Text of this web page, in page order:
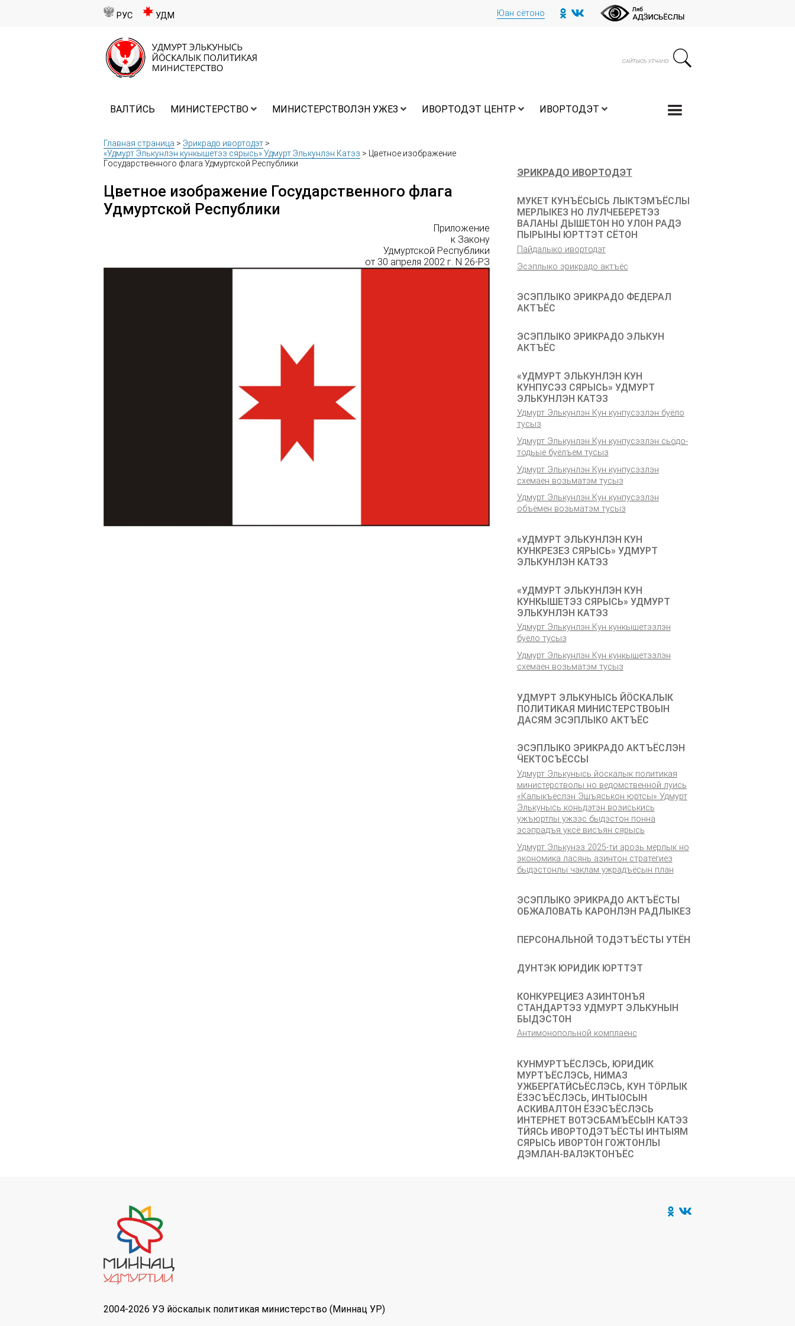
РУС УДМ Юан сётоно
ВАЛТӤСЬ МИНИСТЕРСТВО МИНИСТЕРСТВОЛЭН УЖЕЗ ИВОРТОДЭТ ЦЕНТР ИВОРТОДЭТ
Главная страница > Эрикрадо ивортодэт >
«Удмурт Элькунлэн кункышетэз сярысь» Удмурт Элькунлэн Катэз > Цветное изображение
Государственного флага Удмуртской Республики
Цветное изображение Государственного флага
Удмуртской Республики
Приложение
к Закону
Удмуртской Республики
от 30 апреля 2002 г. N 26-РЗ
ЭРИКРАДО ИВОРТОДЭТ
МУКЕТ КУНЪЁСЫСЬ ЛЫКТЭМЪЁСЛЫ
МЕРЛЫКЕЗ НО ЛУЛЧЕБЕРЕТЭЗ
ВАЛАНЫ ДЫШЕТОН НО УЛОН РАДЭ
ПЫРЫНЫ ЮРТТЭТ СЁТОН
Пайдалыко ивортодэт
Эсэплыко эрикрадо актъёс
ЭСЭПЛЫКО ЭРИКРАДО ФЕДЕРАЛ
АКТЪЁС
ЭСЭПЛЫКО ЭРИКРАДО ЭЛЬКУН
АКТЪЁС
«УДМУРТ ЭЛЬКУНЛЭН КУН
КУНПУСЭЗ СЯРЫСЬ» УДМУРТ
ЭЛЬКУНЛЭН КАТЭЗ
Удмурт Элькунлэн Кун кунпусэзлэн буёло
тусыз
Удмурт Элькунлэн Кун кунпусэзлэн сьӧдо-
тӧдьыё буёлъем тусыз
Удмурт Элькунлэн Кун кунпусэзлэн
схемаен возьматэм тусыз
Удмурт Элькунлэн Кун кунпусэзлэн
объёмен возьматэм тусыз
«УДМУРТ ЭЛЬКУНЛЭН КУН
КУНКРЕЗЕЗ СЯРЫСЬ» УДМУРТ
ЭЛЬКУНЛЭН КАТЭЗ
«УДМУРТ ЭЛЬКУНЛЭН КУН
КУНКЫШЕТЭЗ СЯРЫСЬ» УДМУРТ
ЭЛЬКУНЛЭН КАТЭЗ
Удмурт Элькунлэн Кун кункышетэзлэн
буёло тусыз
Удмурт Элькунлэн Кун кункышетэзлэн
схемаен возьматэм тусыз
УДМУРТ ЭЛЬКУНЫСЬ ЙÖСКАЛЫК
ПОЛИТИКАЯ МИНИСТЕРСТВОЫН
ДАСЯМ ЭСЭПЛЫКО АКТЪЁС
ЭСЭПЛЫКО ЭРИКРАДО АКТЪЁСЛЭН
ӴЕКТОСЪЁССЫ
Удмурт Элькунысь йӧскалык политикая
министерстволы но ведомственной луись
«Калыкъёслэн Эшъяськон юртсы» Удмурт
Элькунысь коньдэтэн возиськись
ужъюртлы ужзэс быдэстон понна
эсэпрадъя уксё висъян сярысь
Удмурт Элькунэз 2025-тӥ арозь мерлык но
экономика ласянь азинтон стратегиез
быдэстонлы чаклам ужрадъёсын план
ЭСЭПЛЫКО ЭРИКРАДО АКТЪЁСТЫ
ОБЖАЛОВАТЬ КАРОНЛЭН РАДЛЫКЕЗ
ПЕРСОНАЛЬНОЙ ТОДЭТЪЁСТЫ УТЁН
ДУНТЭК ЮРИДИК ЮРТТЭТ
КОНКУРЕЦИЕЗ АЗИНТОНЪЯ
СТАНДАРТЭЗ УДМУРТ ЭЛЬКУНЫН
БЫДЭСТОН
Антимонопольной комплаенс
КУНМУРТЪЁСЛЭСЬ, ЮРИДИК
МУРТЪЁСЛЭСЬ, НИМАЗ
УЖБЕРГАТӤСЬЁСЛЭСЬ, КУН ТӦРЛЫК
ЁЗЭСЪЁСЛЭСЬ, ИНТЫОСЫН
АСКИВАЛТОН ЁЗЭСЪЁСЛЭСЬ
ИНТЕРНЕТ ВОТЭСБАМЪЁСЫН КАТЭЗ
ТӤЯСЬ ИВОРТОДЭТЪЁСТЫ ИНТЫЯМ
СЯРЫСЬ ИВОРТОН ГОЖТОНЛЫ
ДЭМЛАН-ВАЛЭКТОНЪЁС
2004-2026 УЭ йöскалык политикая министерство (Миннац УР)